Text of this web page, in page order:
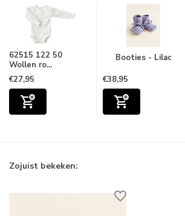
62515 122 50
Wollen ro...
€27,95
Booties - Lilac
€38,95
Zojuist bekeken: